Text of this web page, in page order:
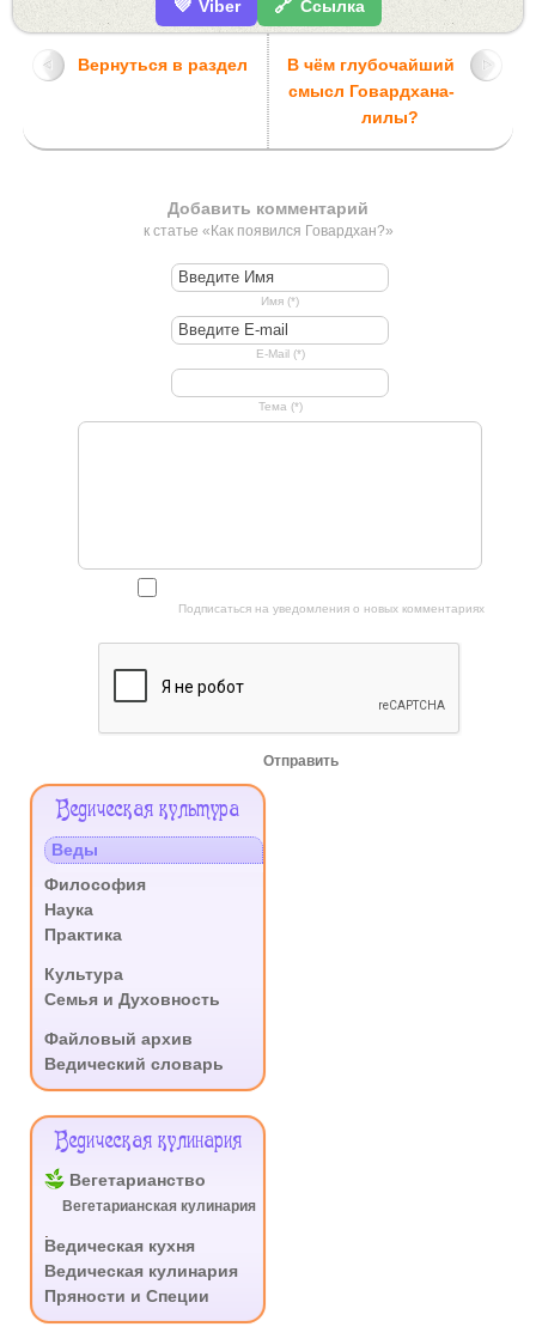
💜 Viber 🔗 Ссылка
Вернуться в раздел
В чём глубочайший
смысл Говардхана-
лилы?
Добавить комментарий
к статье «Как появился Говардхан?»
Имя (*)
E-Mail (*)
Тема (*)
Подписаться на уведомления о новых комментариях
Отправить
Меню
Ведическая культура
Веды
Философия
Наука
Практика
Культура
Семья и Духовность
Файловый архив
Ведический словарь
Ведическая кулинария
Вегетарианство
Вегетарианская кулинария
Ведическая кухня
Ведическая кулинария
Пряности и Специи